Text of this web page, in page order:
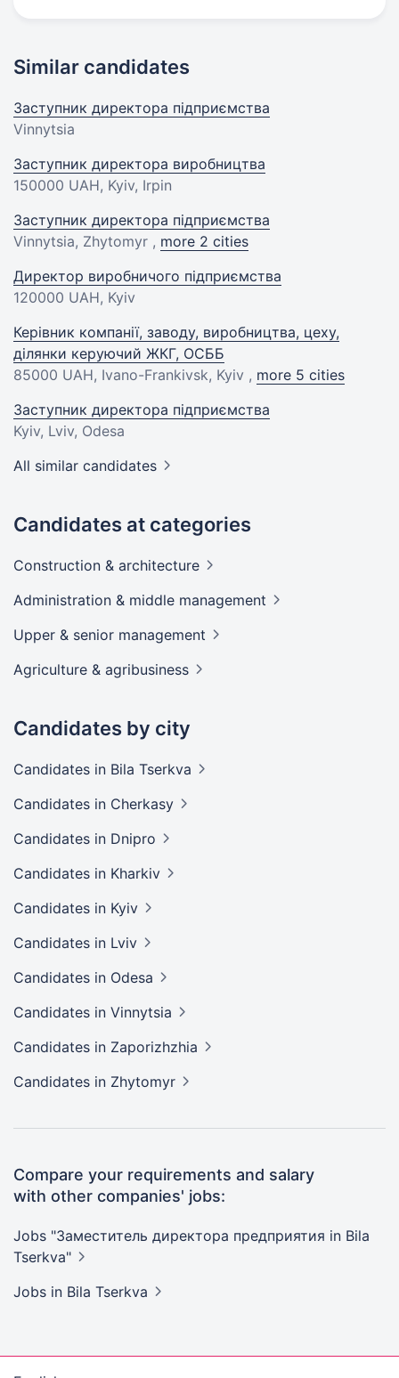
Similar candidates
Заступник директора підприємства
Vinnytsia
Заступник директора виробництва
150000 UAH, Kyiv, Irpin
Заступник директора підприємства
Vinnytsia, Zhytomyr , more 2 cities
Директор виробничого підприємства
120000 UAH, Kyiv
Керівник компанії, заводу, виробництва, цеху,
ділянки керуючий ЖКГ, ОСББ
85000 UAH, Ivano-Frankivsk, Kyiv , more 5 cities
Заступник директора підприємства
Kyiv, Lviv, Odesa
All similar candidates
Candidates at categories
Construction & architecture
Administration & middle management
Upper & senior management
Agriculture & agribusiness
Candidates by city
Candidates in Bila Tserkva
Candidates in Cherkasy
Candidates in Dnipro
Candidates in Kharkiv
Candidates in Kyiv
Candidates in Lviv
Candidates in Odesa
Candidates in Vinnytsia
Candidates in Zaporizhzhia
Candidates in Zhytomyr
Compare your requirements and salary
with other companies' jobs:
Jobs "Заместитель директора предприятия in Bila
Tserkva"
Jobs in Bila Tserkva